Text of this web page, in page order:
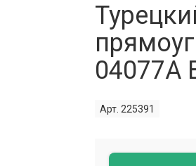
04077A
Арт. 225391